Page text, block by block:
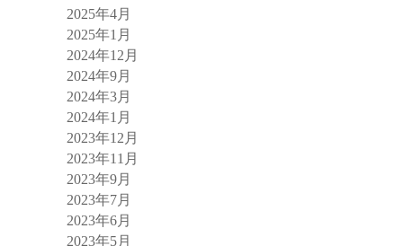
2025年4月
2025年1月
2024年12月
2024年9月
2024年3月
2024年1月
2023年12月
2023年11月
2023年9月
2023年7月
2023年6月
2023年5月